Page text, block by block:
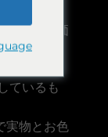
の変更や価
ているも
実物とお色